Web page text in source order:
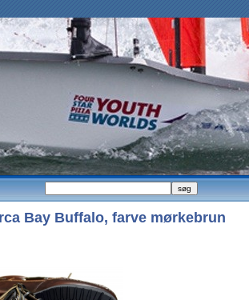
Bay Buffalo, farve mørkebrun